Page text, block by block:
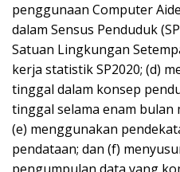
penggunaan Computer
dalam Sensus Penduduk
Satuan Lingkungan
kerja statistik SP2020; (d)
tinggal dalam konsep
tinggal selama enam bulan
(e) menggunakan
pendataan; dan (f)